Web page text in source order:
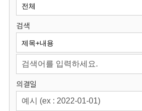
원
회
검색
의결일